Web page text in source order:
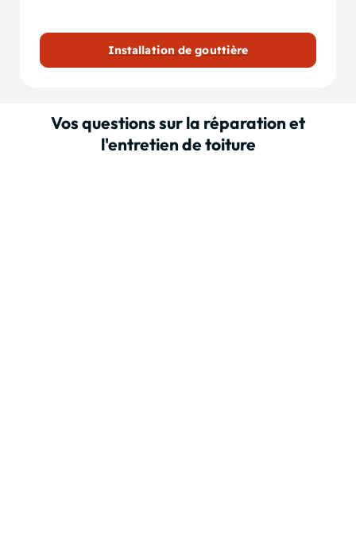
Installation de gouttière
Vos questions sur la réparation et
l'entretien de toiture